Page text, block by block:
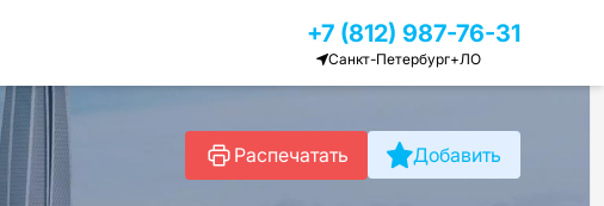
+7 (812) 987-76-31
Санкт-Петербург+ЛО
Распечатать Добавить